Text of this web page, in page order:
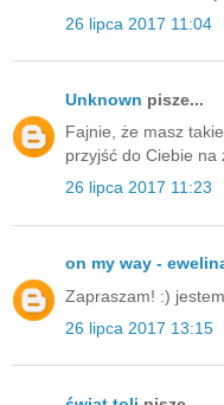
26 lipca 2017 11:04
Unknown pisze...
Fajnie, że masz
przyjść do Ciebie na
26 lipca 2017 11:23
on my way -
Zapraszam! :)
26 lipca 2017 13:15